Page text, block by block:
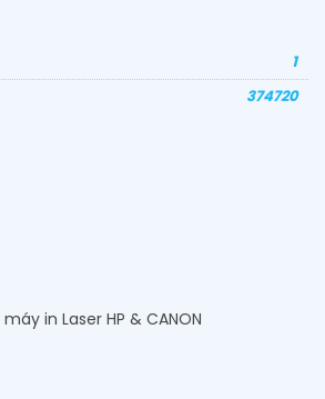
1
374720
in Laser HP & CANON